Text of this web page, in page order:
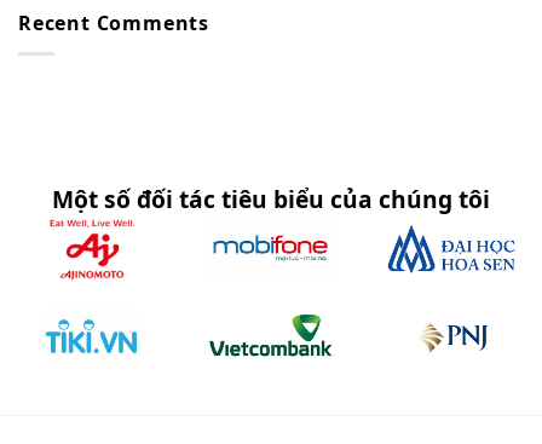
Recent Comments
Một số đối tác tiêu biểu của chúng tôi